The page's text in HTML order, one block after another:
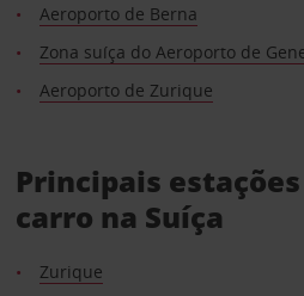
Aeroporto de Berna
Zona suíça do Aeroporto de
Aeroporto de Zurique
Principais
carro na Suíça
Zurique